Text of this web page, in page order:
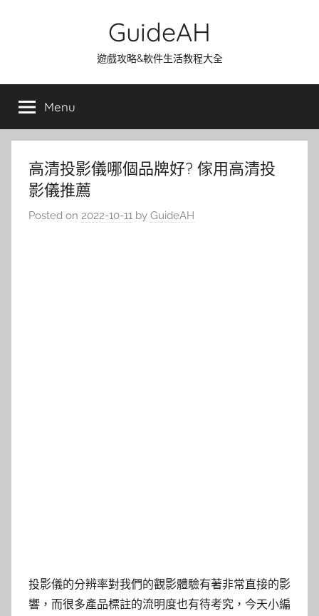
GuideAH
遊戲攻略&軟件生活教程大全
Menu
高清投影儀哪個品牌好? 傢用高清投
影儀推薦
Posted on 2022-10-11 by GuideAH
投影儀的分辨率對我們的觀影體驗有著非常直接的影
響，而很多產品標註的流明度也有待考究，今天小編